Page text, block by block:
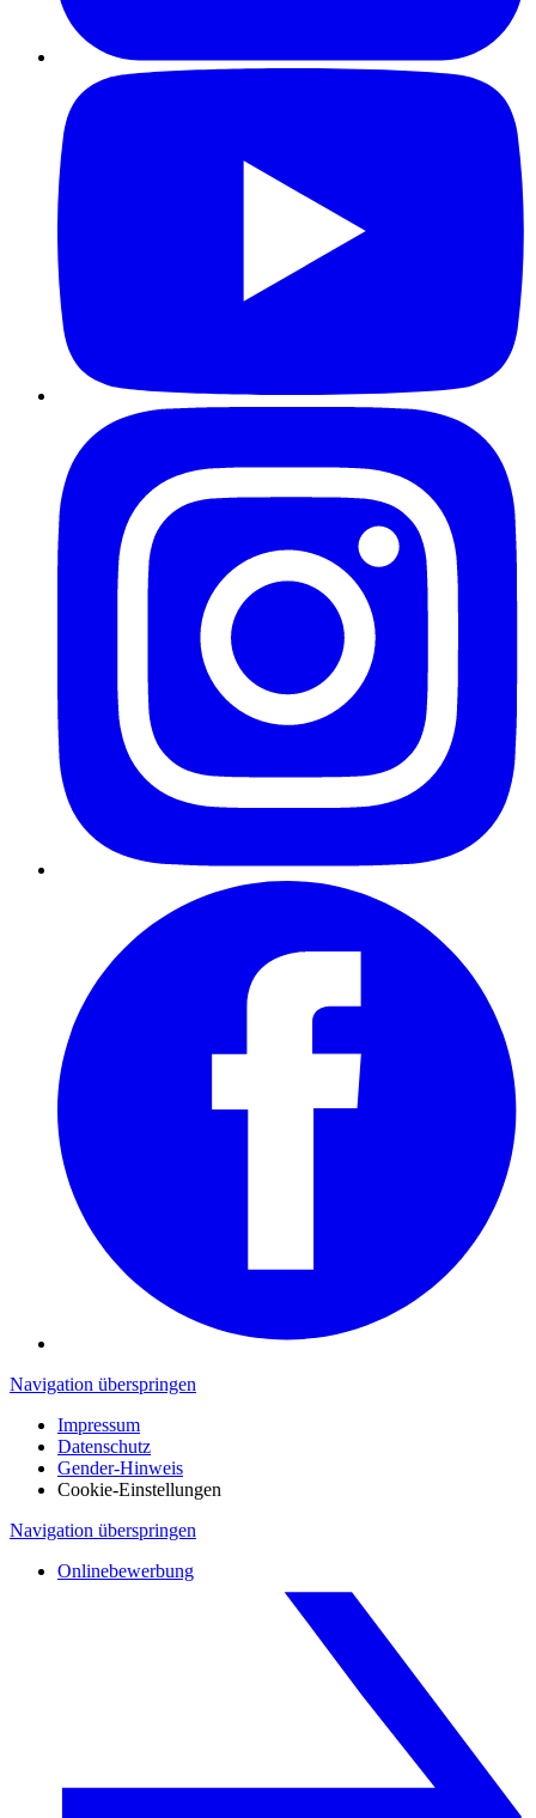
Navigation überspringen
Impressum
Datenschutz
Gender-Hinweis
Cookie-Einstellungen
Navigation überspringen
Onlinebewerbung